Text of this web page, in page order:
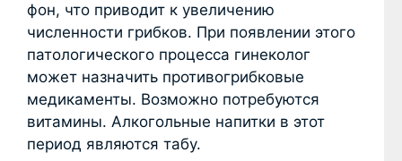
фон, что приводит к увеличению
численности грибков. При появлении этого
патологического процесса гинеколог
может назначить противогрибковые
медикаменты. Возможно потребуются
витамины. Алкогольные напитки в этот
период являются табу.